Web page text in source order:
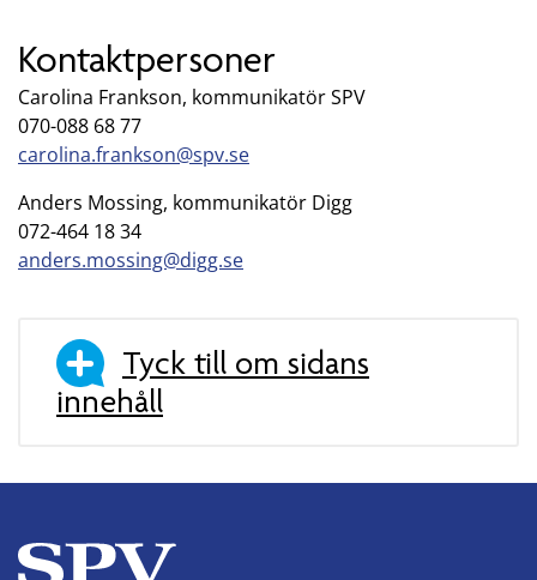
Kontaktpersoner
Carolina Frankson, kommunikatör SPV
070-088 68 77
carolina.frankson@spv.se
Anders Mossing, kommunikatör Digg
072-464 18 34
anders.mossing@digg.se
Tyck till om sidans
innehåll